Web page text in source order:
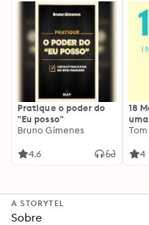
Pratique o poder do
"Eu posso"
Bruno Gimenes
4.6
18
4
A STORYTEL
Sobre